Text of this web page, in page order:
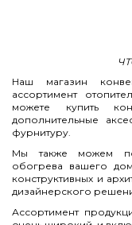
Наш магазин
ассортимент
можете купить
дополнительные
фурнитуру.
Мы также можем
обогрева вашего
конструктивных и
дизайнерского
Ассортимент